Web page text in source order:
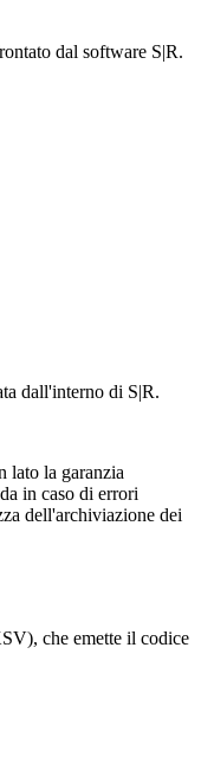
dal software S|R.
dall'interno di S|R.
lato la garanzia
in caso di errori
dell'archiviazione dei
che emette il codice